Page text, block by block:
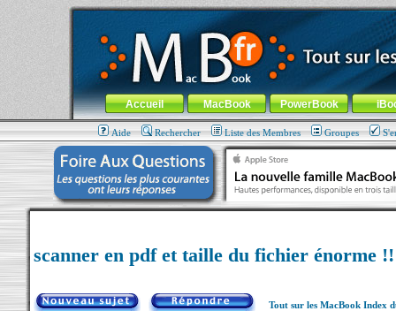
MacBook-fr.com : 100% Apple... 100% nomade !
Aller au contenu-Aller au menu général-Aller au menu de
Menu général
Accueil MacBook PowerBook
Aide Rechercher Liste des Membres Groupes
scanner en pdf et taille du fichier énorme !!
Tout sur les MacBook Index